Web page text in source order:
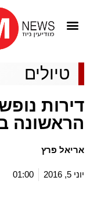
טיולים
דירות
הראשונה
אריאל פרץ
יוני 5, 2016 01:00